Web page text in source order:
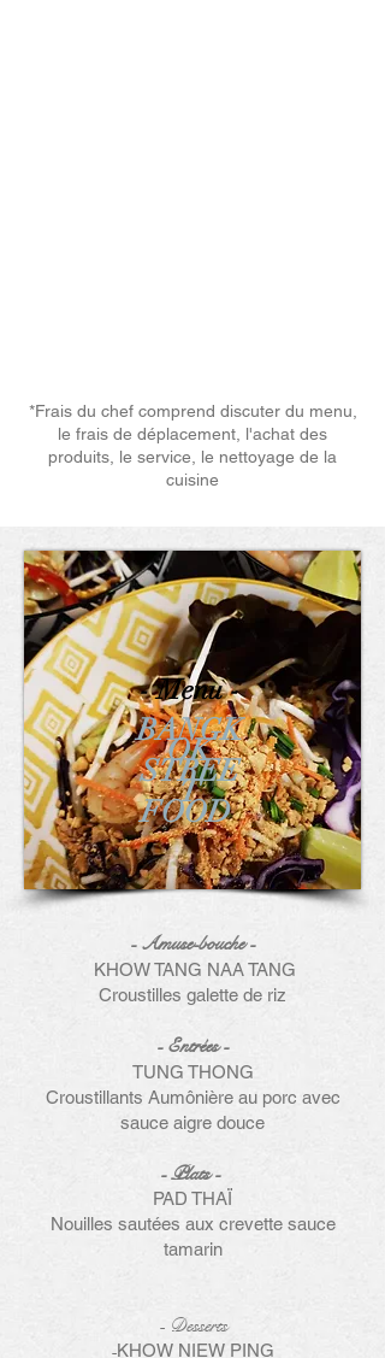
*Frais du chef comprend discuter du menu,
le frais de déplacement, l'achat des
produits, le service, le nettoyage de la
cuisine
- Menu -
BANGK
OK
STREE
T
FOOD
- Amuse-bouche -
KHOW TANG NAA TANG
Croustilles galette de riz
- Entrées-
TUNG THONG
Croustillants Aumônière au porc avec
sauce aigre douce
- Plats -
PAD THAÏ
Nouilles sautées aux crevette sauce
tamarin
- Desserts
-KHOW NIEW PING